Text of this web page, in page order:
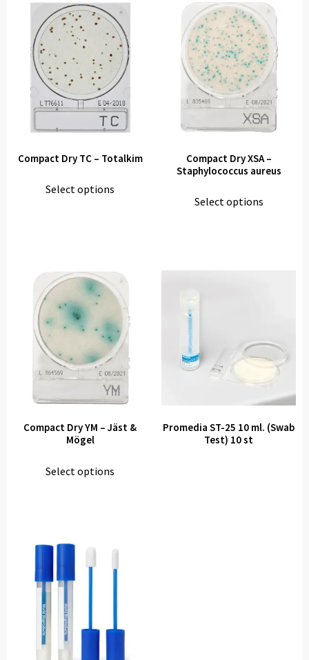
Compact Dry TC – Totalkim
Select options
Compact Dry XSA –
Staphylococcus aureus
Select options
Compact Dry YM – Jäst &
Mögel
Select options
Promedia ST-25 10 ml. (Swab
Test) 10 st